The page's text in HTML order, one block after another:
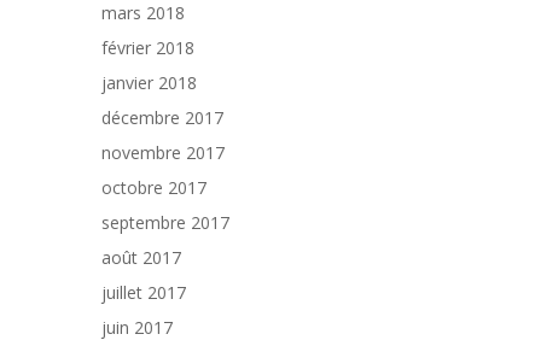
mars 2018
février 2018
janvier 2018
décembre 2017
novembre 2017
octobre 2017
septembre 2017
août 2017
juillet 2017
juin 2017